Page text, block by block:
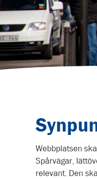
Webbplatsen
Spårvägar,
relevant. Den